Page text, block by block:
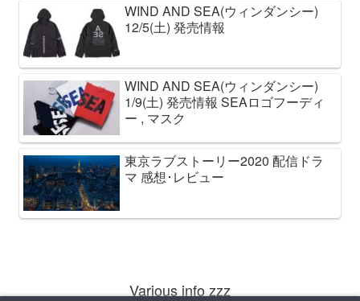
WIND AND SEA(ウィンダンシー)
12/5(土) 発売情報
WIND AND SEA(ウィンダンシー)
1/9(土) 発売情報 SEAロゴフーディ
ー , マスク
東京ラブストーリー2020 配信ドラ
マ 感想･レビュー
Various info zzz